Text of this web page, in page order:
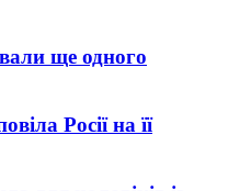
ще одного
Росії на її